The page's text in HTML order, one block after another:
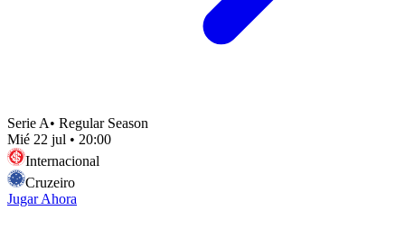
Serie A• Regular Season
Mié 22 jul • 20:00
Internacional
Cruzeiro
Jugar Ahora